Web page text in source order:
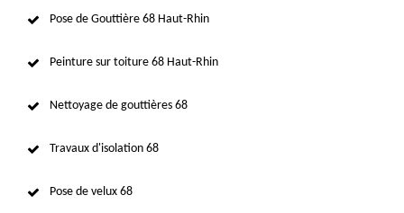
Pose de Gouttière 68 Haut-Rhin
Peinture sur toiture 68 Haut-Rhin
Nettoyage de gouttières 68
Travaux d'isolation 68
Pose de velux 68